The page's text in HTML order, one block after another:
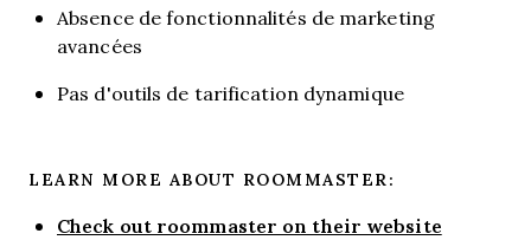
Absence de fonctionnalités de marketing
avancées
Pas d'outils de tarification dynamique
LEARN MORE ABOUT ROOMMASTER:
Check out roommaster on their website